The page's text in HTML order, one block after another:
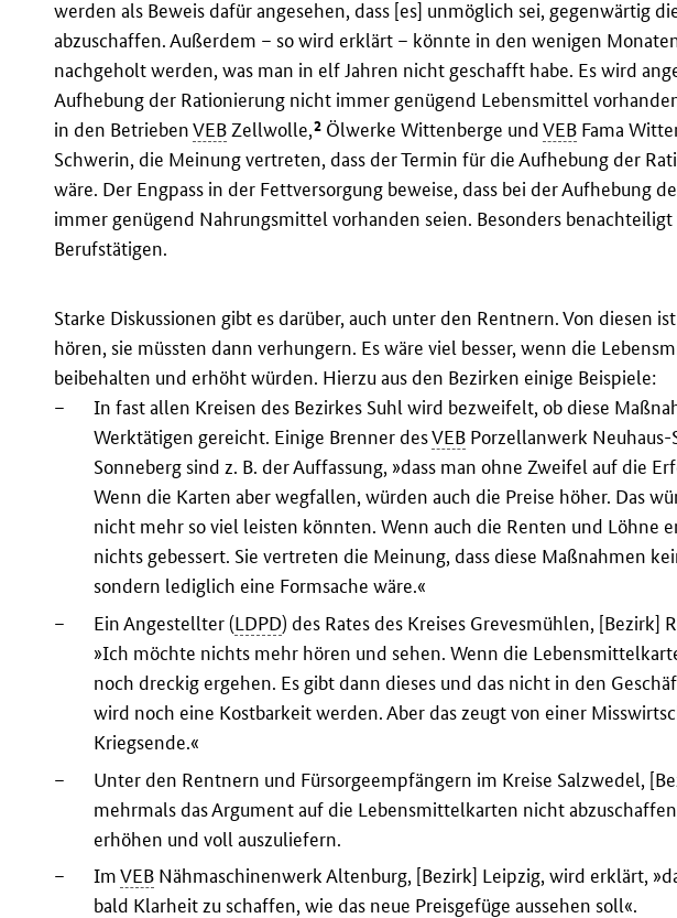
werden als Beweis dafür angesehen, dass [es] unmöglich sei, gegenwärtig
abzuschaffen. Außerdem – so wird erklärt – könnte in den wenigen
nachgeholt werden, was man in elf Jahren nicht geschafft habe. Es wird
Aufhebung der Rationierung nicht immer genügend Lebensmittel
in den BetriebenVEB Zellwolle,2 Ölwerke Wittenberge undVEB Fama
Schwerin, die Meinung vertreten, dass der Termin für die Aufhebung der
wäre. Der Engpass in der Fettversorgung beweise, dass bei der Aufhebung
immer genügend Nahrungsmittel vorhanden seien. Besonders
Berufstätigen.
Starke Diskussionen gibt es darüber, auch unter den Rentnern. Von diesen
hören, sie müssten dann verhungern. Es wäre viel besser, wenn die
beibehalten und erhöht würden. Hierzu aus den Bezirken einige Beispiele:
–
In fast allen Kreisen des Bezirkes Suhl wird bezweifelt, ob diese
Werktätigen gereicht. Einige Brenner desVEB Porzellanwerk
Sonneberg sind z. B. der Auffassung, »dass man ohne Zweifel auf die
Wenn die Karten aber wegfallen, würden auch die Preise höher. Das
nicht mehr so viel leisten könnten. Wenn auch die Renten und Löhne
nichts gebessert. Sie vertreten die Meinung, dass diese Maßnahmen
sondern lediglich eine Formsache wäre.«
–
Ein Angestellter (LDPD) des Rates des Kreises Grevesmühlen, [Bezirk]
»Ich möchte nichts mehr hören und sehen. Wenn die
noch dreckig ergehen. Es gibt dann dieses und das nicht in den
wird noch eine Kostbarkeit werden. Aber das zeugt von einer
Kriegsende.«
–
Unter den Rentnern und Fürsorgeempfängern im Kreise Salzwedel,
mehrmals das Argument auf die Lebensmittelkarten nicht
erhöhen und voll auszuliefern.
–
ImVEB Nähmaschinenwerk Altenburg, [Bezirk] Leipzig, wird erklärt,
bald Klarheit zu schaffen, wie das neue Preisgefüge aussehen soll«.